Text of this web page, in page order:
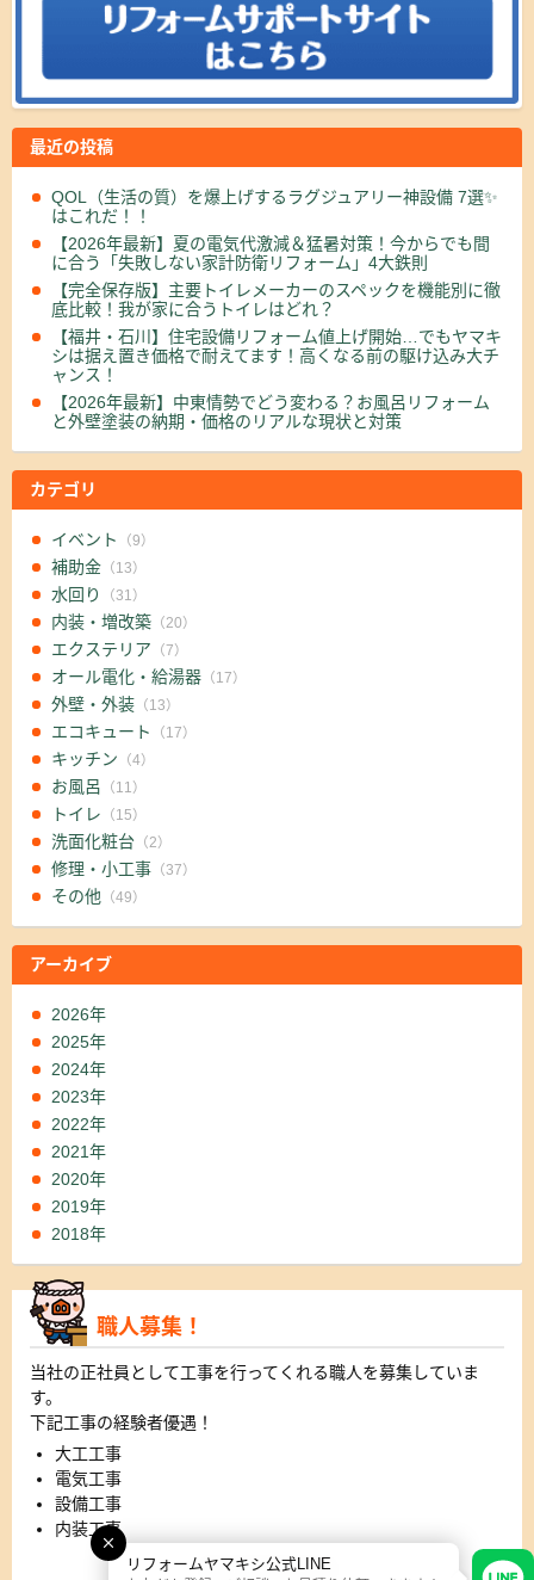
最近の投稿
QOL（生活の質）を爆上げするラグジュアリー神設備 7選✨
はこれだ！！
【2026年最新】夏の電気代激減＆猛暑対策！今からでも間
に合う「失敗しない家計防衛リフォーム」4大鉄則
【完全保存版】主要トイレメーカーのスペックを機能別に徹
底比較！我が家に合うトイレはどれ？
【福井・石川】住宅設備リフォーム値上げ開始…でもヤマキ
シは据え置き価格で耐えてます！高くなる前の駆け込み大チ
ャンス！
【2026年最新】中東情勢でどう変わる？お風呂リフォーム
と外壁塗装の納期・価格のリアルな現状と対策
カテゴリ
イベント （9）
補助金（13）
水回り （31）
内装・増改築（20）
エクステリア （7）
オール電化・給湯器（17）
外壁・外装（13）
エコキュート （17）
キッチン （4）
お風呂 （11）
トイレ （15）
洗面化粧台（2）
修理・小工事（37）
その他 （49）
アーカイブ
2026年
2025年
2024年
2023年
2022年
2021年
2020年
2019年
2018年
職人募集！
当社の正社員として工事を行ってくれる職人を募集していま
す。
下記工事の経験者優遇！
大工工事
電気工事
設備工事
内装工事
詳細はこちら
リフォームヤマキシ公式LINE